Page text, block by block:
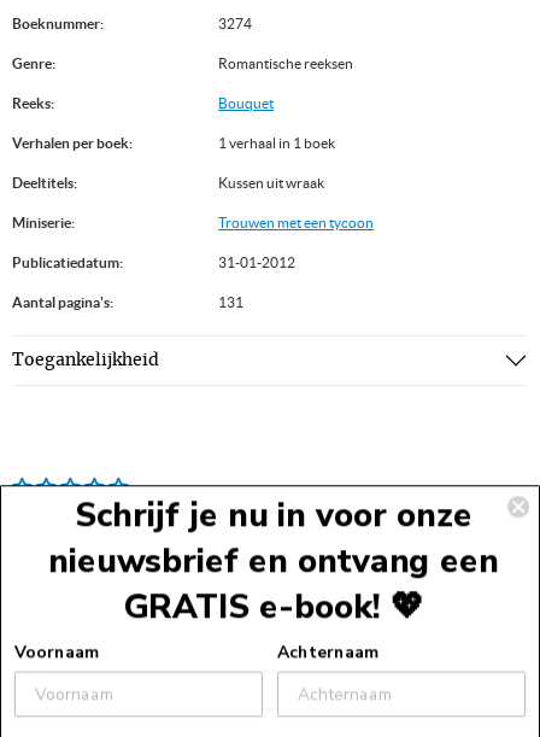
Boeknummer: 3274
Genre: Romantische reeksen
Reeks: Bouquet
Verhalen per boek: 1 verhaal in 1 boek
Deeltitels: Kussen uit wraak
Miniserie: Trouwen met een tycoon
Publicatiedatum: 31-01-2012
Aantal pagina's: 131
Toegankelijkheid
Schrijf je nu in voor onze
nieuwsbrief en ontvang een
GRATIS e-book! 💖
Voornaam Achternaam